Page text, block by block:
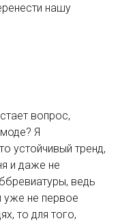
нашу
вопрос,
Я
устойчивый тренд,
и даже не
ведь
уже не первое
то для того,